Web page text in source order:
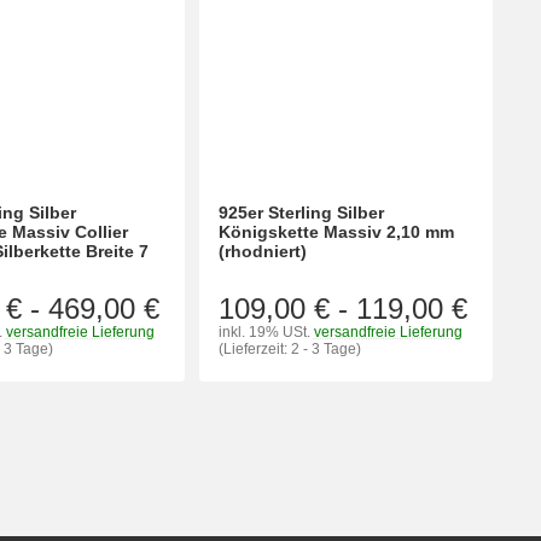
Silber
Massiv Collier
Breite 7
- 469,00 €
versandfreie Lieferung
Tage)
925er Sterling Silber
Königskette Massiv 2,10 mm
(rhodniert)
109,00 €- 119,00 €
inkl. 19% USt. versandfreie Lieferung
(Lieferzeit: 2 - 3 Tage)